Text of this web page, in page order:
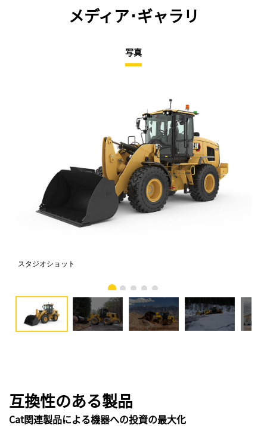
メディア･ギャラリ
写真
スタジオショット
互換性のある製品
Cat関連製品による機器への投資の最大化